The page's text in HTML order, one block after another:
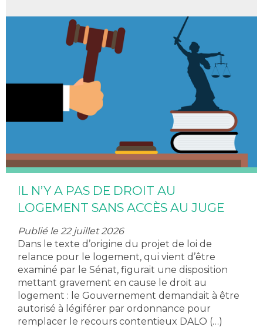
IL N’Y A PAS DE DROIT AU
LOGEMENT SANS ACCÈS AU JUGE
Publié le 22 juillet 2026
Dans le texte d’origine du projet de loi de
relance pour le logement, qui vient d’être
examiné par le Sénat, figurait une disposition
mettant gravement en cause le droit au
logement : le Gouvernement demandait à être
autorisé à légiférer par ordonnance pour
remplacer le recours contentieux DALO (…)